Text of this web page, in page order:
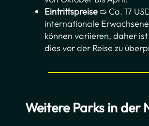
Eintrittspreise ➯ Ca. 17
internationale
können variieren, daher
dies vor der Reise zu
Weitere Parks in der